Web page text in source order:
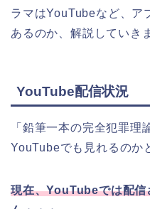
ラマはYouTubeなど、ア
あるのか、解説していき
YouTube配信状況
「鉛筆一本の完全犯罪理
YouTubeでも見れるのか
現在、YouTubeでは配信